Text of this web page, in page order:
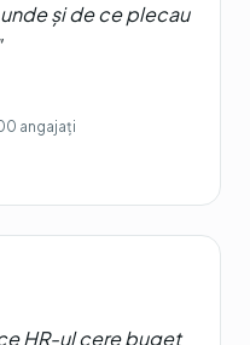
și de ce plecau
angajați
HR-ul cere buget